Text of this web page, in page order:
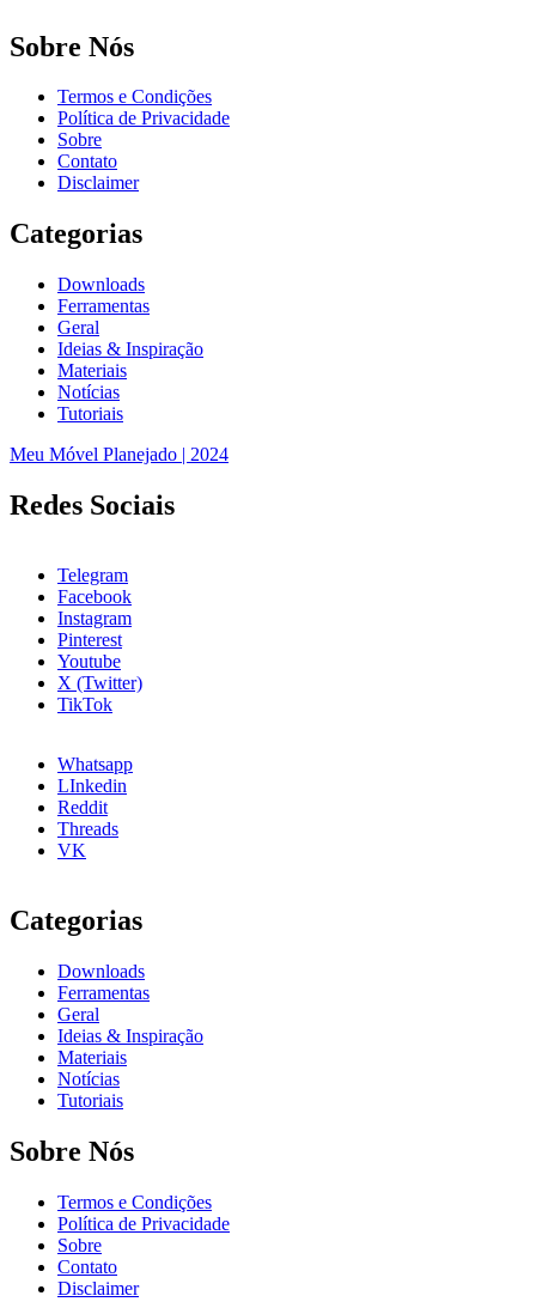
Sobre Nós
Termos e Condições
Política de Privacidade
Sobre
Contato
Disclaimer
Categorias
Downloads
Ferramentas
Geral
Ideias & Inspiração
Materiais
Notícias
Tutoriais
Meu Móvel Planejado | 2024
Redes Sociais
Telegram
Facebook
Instagram
Pinterest
Youtube
X (Twitter)
TikTok
Whatsapp
LInkedin
Reddit
Threads
VK
Categorias
Downloads
Ferramentas
Geral
Ideias & Inspiração
Materiais
Notícias
Tutoriais
Sobre Nós
Termos e Condições
Política de Privacidade
Sobre
Contato
Disclaimer